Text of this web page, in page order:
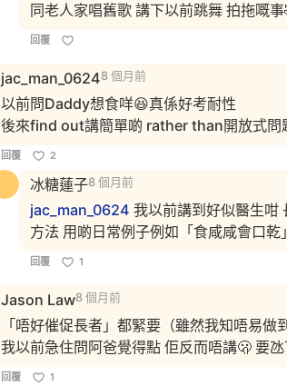
同老人家唱舊歌 講下以前跳舞 拍拖嘅
回覆
jac_man_06248 個月前
以前問Daddy想食咩😆真係好考耐性
後來find out講簡單啲 rather than開放式問
回覆 2
冰糖蓮子8 個月前
jac_man_0624 我以前講到好似醫生咁
方法 用啲日常例子例如「食咸咸會口
回覆 1
Jason Law8 個月前
「唔好催促長者」都緊要（雖然我知唔易做
我以前急住問阿爸覺得點 佢反而唔講🫢 要
回覆 1